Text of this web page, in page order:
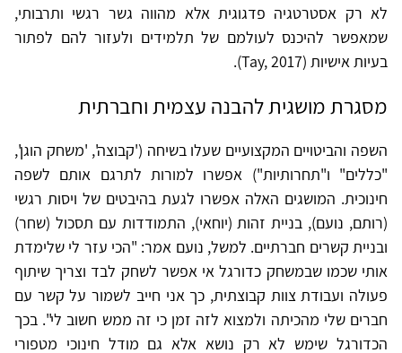
לא רק אסטרטגיה פדגוגית אלא מהווה גשר רגשי ותרבותי,
שמאפשר להיכנס לעולמם של תלמידים ולעזור להם לפתור
בעיות אישיות (Tay, 2017).
מסגרת מושגית להבנה עצמית וחברתית
השפה והביטויים המקצועיים שעלו בשיחה ('קבוצה', 'משחק הוגן',
"כללים" ו"תחרותיות") אפשרו למורות לתרגם אותם לשפה
חינוכית. המושגים האלה אפשרו לגעת בהיבטים של ויסות רגשי
(רותם, נועם), בניית זהות (יוחאי), התמודדות עם תסכול (שחר)
ובניית קשרים חברתיים. למשל, נועם אמר: "הכי עזר לי שלימדת
אותי שכמו שבמשחק כדורגל אי אפשר לשחק לבד וצריך שיתוף
פעולה ועבודת צוות קבוצתית, כך אני חייב לשמור על קשר עם
חברים שלי מהכיתה ולמצוא לזה זמן כי זה ממש חשוב לי". בכך
הכדורגל שימש לא רק נושא אלא גם מודל חינוכי מטפורי